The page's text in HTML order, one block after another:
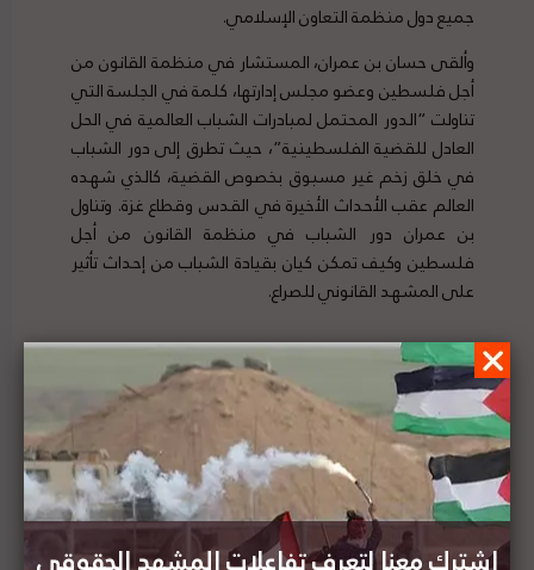
جميع دول منظمة التعاون الإسلامي.
وألقى حسان بن عمران، المستشار في منظمة القانون من
أجل فلسطين وعضو مجلس إدارتها، كلمة في الجلسة التي
تناولت “الدور المحتمل لمبادرات الشباب العالمية في الحل
العادل للقضية الفلسطينية”، حيث تطرق إلى دور الشباب
في خلق زخم غير مسبوق بخصوص القضية، كالذي شهده
العالم عقب الأحداث الأخيرة في القدس وقطاع غزة. وتناول
بن عمران دور الشباب في منظمة القانون من أجل
فلسطين وكيف تمكن كيان بقيادة الشباب من إحداث تأثير
على المشهد القانوني للصراع.
بتنظيم من فريق عمل لجنة حقوق الإنسان ونقابة
المحامين الماليزيين: القانون من أجل فلسطين تشارك
في ندوة حول فلسطين والعدالة الدولية